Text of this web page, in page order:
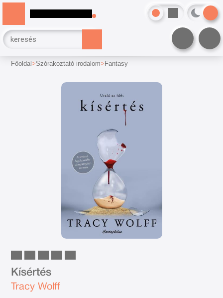
Főoldal Szórakoztató irodalom Fantasy
Kísértés
Tracy Wolff